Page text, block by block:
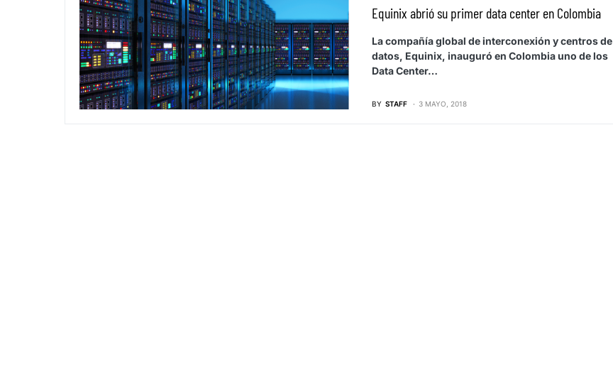
Equinix abrió su primer data center en Colombia
La compañía global de interconexión y centros de
datos, Equinix, inauguró en Colombia uno de los
Data Center…
BY STAFF 3 MAYO, 2018